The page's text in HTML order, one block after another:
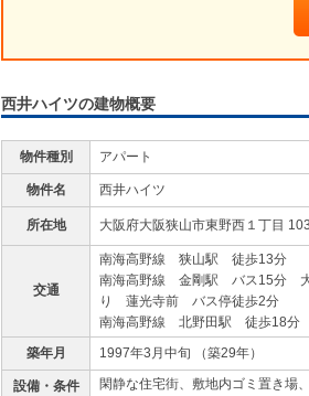
西井ハイツの建物概要
物件種別 アパート
物件名 西井ハイツ
所在地 大阪府大阪狭山市東野西１丁目
交通
南海高野線 狭山駅 徒歩13分
南海高野線 金剛駅 バス15分
り 蓮光寺前 バス停徒歩2分
南海高野線 北野田駅 徒歩18分
築年月 1997年3月中旬 （築29年）
設備・条件 閑静な住宅街、敷地内ゴミ置き場